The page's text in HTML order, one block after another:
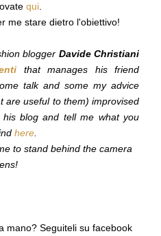
qui
me stare dietro l'obiettivo!
blogger Davide Christiani
that manages his friend
talk and some my advice
are useful to them) improvised
blog and tell me what you
here
to stand behind the camera
mano? Seguiteli su facebook